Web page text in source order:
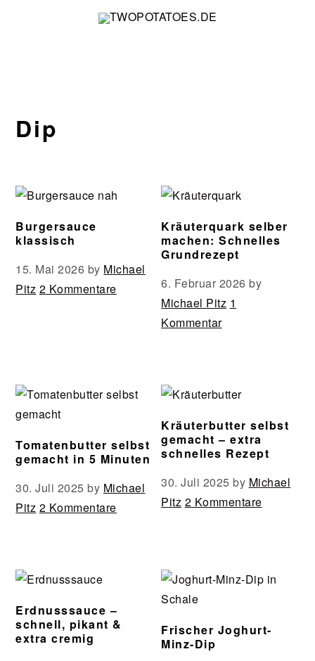
Dip
Burgersauce
klassisch
15. Mai 2026 by Michael
Pitz 2 Kommentare
Kräuterquark selber
machen: Schnelles
Grundrezept
6. Februar 2026 by
Michael Pitz 1
Kommentar
Tomatenbutter selbst
gemacht in 5 Minuten
30. Juli 2025 by Michael
Pitz 2 Kommentare
Kräuterbutter selbst
gemacht – extra
schnelles Rezept
30. Juli 2025 by Michael
Pitz 2 Kommentare
Erdnusssauce –
schnell, pikant &
extra cremig
Frischer Joghurt-
Minz-Dip